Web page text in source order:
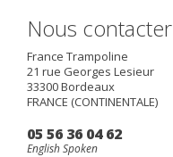
Nous contacter
France Trampoline
21 rue Georges Lesieur
33300Bordeaux
FRANCE (CONTINENTALE)
05 56 36 04 62
English Spoken